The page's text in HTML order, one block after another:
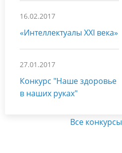
16.02.2017
«Интеллектуалы XXI века»
27.01.2017
Конкурс "Наше здоровье
в наших руках"
Все конкурсы